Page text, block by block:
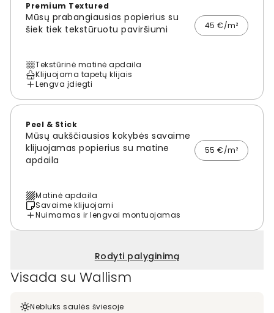
Premium Textured
Mūsų prabangiausias popierius su
šiek tiek tekstūruotu paviršiumi
45 €/m²
Tekstūrinė matinė apdaila
Klijuojama tapetų klijais
Lengva įdiegti
Peel & Stick
Mūsų aukščiausios kokybės savaime
klijuojamas popierius su matine
apdaila
55 €/m²
Matinė apdaila
Savaime klijuojami
Nuimamas ir lengvai montuojamas
Rodyti palyginimą
Visada su Wallism
Nebluks saulės šviesoje